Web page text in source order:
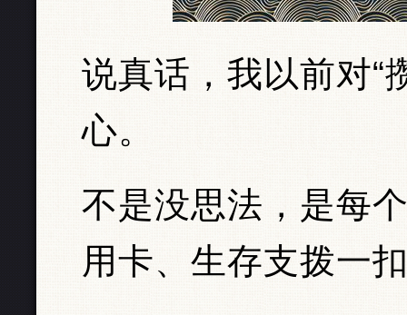
说真话，我以前对“
心。
不是没思法，是每
用卡、生存支拨一